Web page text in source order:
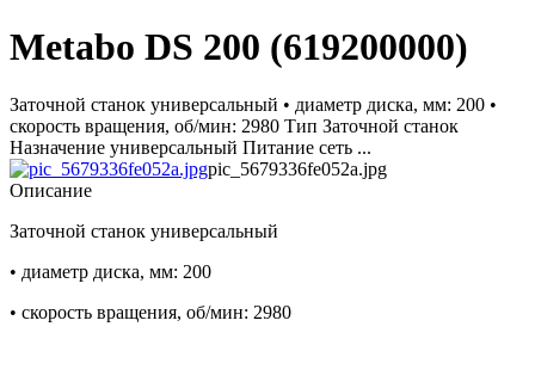
Metabo DS 200 (619200000)
Заточной станок универсальный • диаметр диска, мм: 200 •
скорость вращения, об/мин: 2980 Тип Заточной станок
Назначение универсальный Питание сеть ...
pic_5679336fe052a.jpg
Описание
Заточной станок универсальный
• диаметр диска, мм: 200
• скорость вращения, об/мин: 2980